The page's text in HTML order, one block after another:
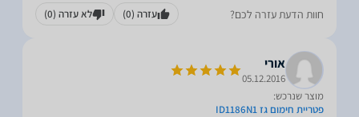
חוות הדעת עזרה לכם? עזרה (0) לא עזרה (0)
אורי
05.12.2016
מוצר שנרכש:
פטריית חימום גז ID1186N1